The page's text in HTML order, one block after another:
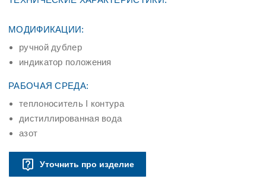
МОДИФИКАЦИИ:
ручной дублер
индикатор положения
РАБОЧАЯ СРЕДА:
теплоноситель I контура
дистиллированная вода
азот
Уточнить про изделие